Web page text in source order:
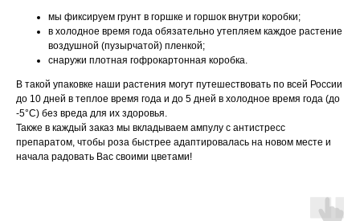
мы фиксируем грунт в горшке и горшок внутри коробки;
в холодное время года обязательно утепляем каждое растение
воздушной (пузырчатой) пленкой;
снаружи плотная гофрокартонная коробка.
В такой упаковке наши растения могут путешествовать по всей России
до 10 дней в теплое время года и до 5 дней в холодное время года (до
-5°С) без вреда для их здоровья.
Также в каждый заказ мы вкладываем ампулу с антистресс
препаратом, чтобы роза быстрее адаптировалась на новом месте и
начала радовать Вас своими цветами!